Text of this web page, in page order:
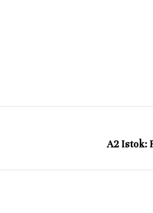
A2 Istok: